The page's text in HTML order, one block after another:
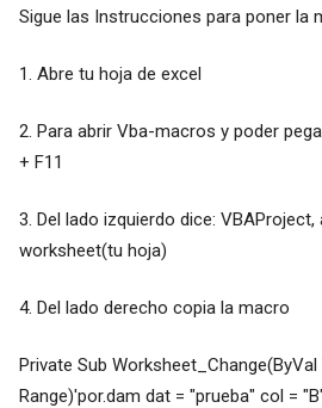
Sigue las Instrucciones para poner la
1. Abre tu hoja de excel
2. Para abrir Vba-macros y poder
+ F11
3. Del lado izquierdo dice:
worksheet(tu hoja)
4. Del lado derecho copia la macro
Private Sub
Range)'por.dam dat = "prueba" col =